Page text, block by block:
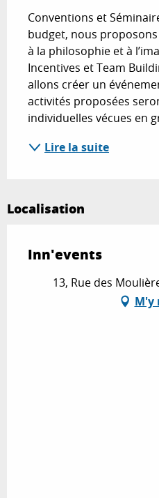
Conventions et
budget, nous
à la philosophie et à
Incentives et Team
allons créer un
activités proposées
individuelles vécues en
Lire la suite
Localisation
Inn'events
13, Rue des
M'y